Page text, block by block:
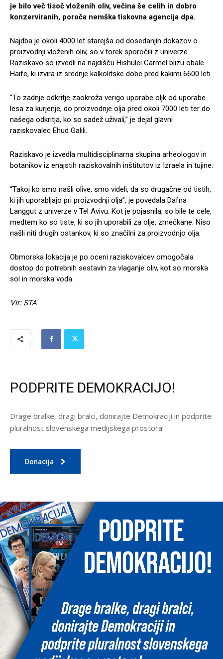
je bilo več tisoč vloženih oliv, večina še celih in dobro
konzerviranih, poroča nemška tiskovna agencija dpa.
Najdba je okoli 4000 let starejša od dosedanjih dokazov o
proizvodnji vloženih oliv, so v torek sporočili z univerze.
Raziskavo so izvedli na najdišču Hishulei Carmel blizu obale
Haife, ki izvira iz srednje kalkolitske dobe pred kakimi 6600 leti.
“To zadnje odkritje zaokroža verigo uporabe oljk od uporabe
lesa za kurjenje, do proizvodnje olja pred okoli 7000 leti ter do
našega odkritja, ko so sadež uživali,” je dejal glavni
raziskovalec Ehud Galili.
Raziskavo je izvedla multidisciplinarna skupina arheologov in
botanikov iz enajstih raziskovalnih inštitutov iz Izraela in tujine.
“Takoj ko smo našli olive, smo videli, da so drugačne od tistih,
ki jih uporabljajo pri proizvodnji olja”, je povedala Dafna
Langgut z univerze v Tel Avivu. Kot je pojasnila, so bile te cele,
medtem ko so tiste, ki so jih uporabili za olje, zmečkane. Niso
našli niti drugih ostankov, ki so značilni za proizvodnjo olja.
Obmorska lokacija je po oceni raziskovalcev omogočala
dostop do potrebnih sestavin za vlaganje oliv, kot so morska
sol in morska voda.
Vir: STA
PODPRITE DEMOKRACIJO!
Drage bralke, dragi bralci, donirajte Demokraciji in podprite
pluralnost slovenskega medijskega prostora!
Donacija